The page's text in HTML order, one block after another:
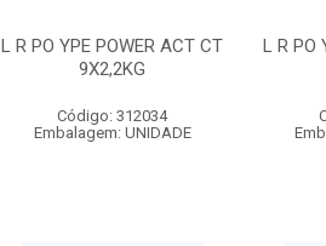
L R PO YPE POWER ACT CT
9X2,2KG
Código: 312034
Embalagem: UNIDADE
L R PO